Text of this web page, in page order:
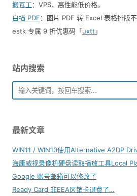
搬瓦工：VPS，高性能低价格。️
白描 PDF：图片 PDF 转 Excel 表格排版
estk 专属 9 折优惠码「uxtt 」
站内搜索
最新文章
WIN11 / WIN10使用Alternative A2DP
海康威视录像机硬盘读取播放工具Local
Google 账号邮箱可以修改了
Ready Card 非EEA区销卡退费了…